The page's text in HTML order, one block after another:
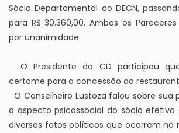
Sócio Departamental do DECN,
para R$ 30.360,00. Ambos os
por unanimidade.
O Presidente do CD participou
certame para a concessão do
O Conselheiro Lustoza falou sobre
o aspecto psicossocial do sócio efetivo
diversos fatos políticos que ocorrem no